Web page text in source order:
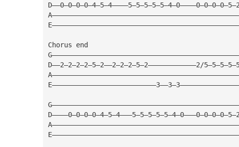
Chorus end
D——2—2—2—2—5—2——2—2—2—5—2————————————2/